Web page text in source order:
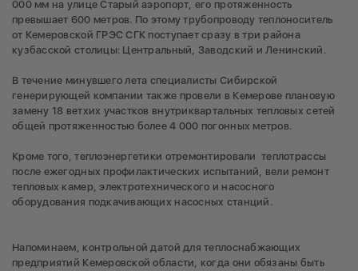
000 мм на улице Старый аэропорт, его протяженность
превышает 600 метров. По этому трубопроводу теплоноситель
от Кемеровской ГРЭС СГК поступает сразу в три района
кузбасской столицы: Центральный, Заводский и Ленинский.
В течение минувшего лета специалисты Сибирской
генерирующей компании также провели в Кемерове плановую
замену 18 ветхих участков внутриквартальных тепловых сетей
общей протяженностью более 4 000 погонных метров.
Кроме того, теплоэнергетики отремонтировали теплотрассы
после ежегодных профилактических испытаний, вели ремонт
тепловых камер, электротехнического и насосного
оборудования подкачивающих насосных станций.
Напоминаем, контрольной датой для теплоснабжающих
предприятий Кемеровской области, когда они обязаны быть